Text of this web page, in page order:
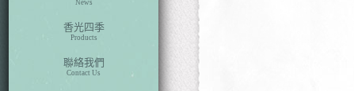
News
香光四季
Products
聯絡我們
Contact Us